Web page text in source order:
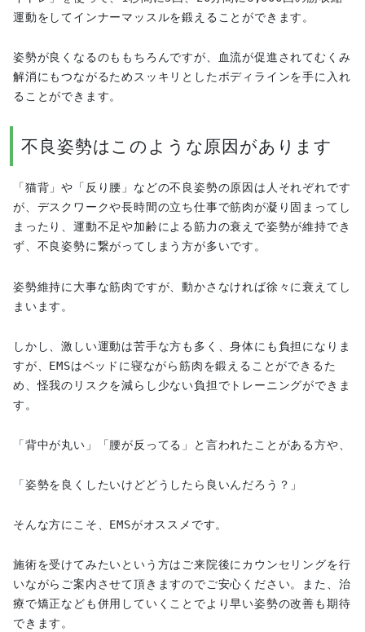
運動をしてインナーマッスルを鍛えることができます。
姿勢が良くなるのももちろんですが、血流が促進されてむくみ
解消にもつながるためスッキリとしたボディラインを手に入れ
ることができます。
不良姿勢はこのような原因があります
「猫背」や「反り腰」などの不良姿勢の原因は人それぞれです
が、デスクワークや長時間の立ち仕事で筋肉が凝り固まってし
まったり、運動不足や加齢による筋力の衰えで姿勢が維持でき
ず、不良姿勢に繋がってしまう方が多いです。
姿勢維持に大事な筋肉ですが、動かさなければ徐々に衰えてし
まいます。
しかし、激しい運動は苦手な方も多く、身体にも負担になりま
すが、EMSはベッドに寝ながら筋肉を鍛えることができるた
め、怪我のリスクを減らし少ない負担でトレーニングができま
す。
「背中が丸い」「腰が反ってる」と言われたことがある方や、
「姿勢を良くしたいけどどうしたら良いんだろう？」
そんな方にこそ、EMSがオススメです。
施術を受けてみたいという方はご来院後にカウンセリングを行
いながらご案内させて頂きますのでご安心ください。また、治
療で矯正なども併用していくことでより早い姿勢の改善も期待
できます。